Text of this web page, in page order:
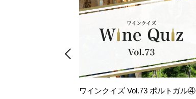
ワインクイズ Vol.73 ポルトガル④